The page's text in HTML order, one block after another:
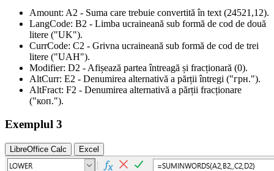
Amount: A2 - Suma care trebuie convertită în text (24521,12).
LangCode: B2 - Limba ucraineană sub formă de cod de două
litere ("UK").
CurrCode: C2 - Grivna ucraineană sub formă de cod de trei
litere ("UAH").
Modifier: D2 - Afișează partea întreagă și fracționară (0).
AltCurr: E2 - Denumirea alternativă a părții întregi ("грн.").
AltFract: F2 - Denumirea alternativă a părții fracționare
("коп.").
Exemplul 3
LibreOffice Calc Excel